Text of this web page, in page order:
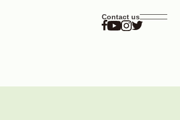
Contact us